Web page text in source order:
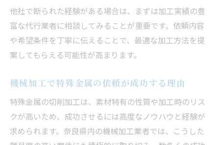
他社で断られた経験がある場合は、まずは加工実績の豊
富な代行業者に相談してみることが重要です。依頼内容
や希望条件を丁寧に伝えることで、最適な加工方法を提
案してもらえる可能性が高まります。
機械加工で特殊金属の依頼が成功する理由
特殊金属の切削加工は、素材特有の性質や加工時のリス
クが高いため、成功させるには高度なノウハウと経験が
求められます。奈良県内の機械加工業者では、こうした